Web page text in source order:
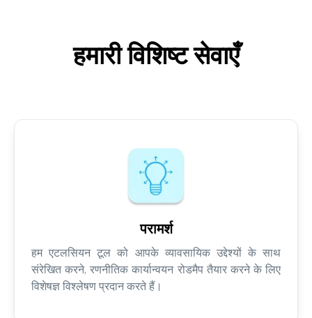
हमारी विशिष्ट सेवाएँ
परामर्श
हम एटलसियन टूल को आपके व्यावसायिक उद्देश्यों के साथ
संरेखित करने, रणनीतिक कार्यान्वयन रोडमैप तैयार करने के लिए
विशेषज्ञ विश्लेषण प्रदान करते हैं।